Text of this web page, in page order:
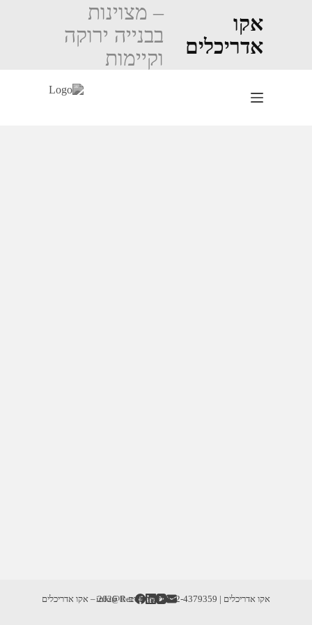
אקו
אדריכלים
– מצוינות
בבנייה ירוקה
וקיימות
אקו אדריכלים | info@RecoD.net | 052-4379359 זכויות יוצרים © 2026 – אקו אדריכלים